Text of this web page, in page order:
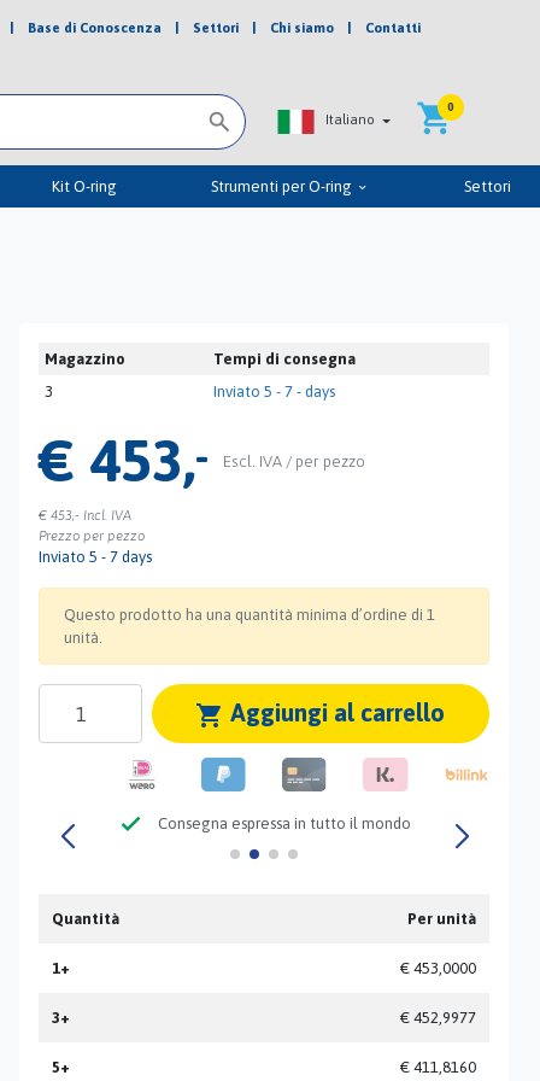
| Base di Conoscenza | Settori | Chi siamo | Contatti
Italiano shopping_cart
0
Kit O-ring Strumenti per O-ring keyboard_arrow_down Settori


Magazzino
Tempi di consegna
3
Inviato 5 - 7 - days
€ 453,- Escl. IVA / per pezzo
€ 453,- Incl. IVA
Prezzo per pezzo
Inviato 5 - 7 days
Questo prodotto ha una quantità minima d’ordine di 1
unità.
shopping_cart Aggiungi al carrello
check Consegna espressa in tutto il mondo
Quantità Per unità
1+ € 453,0000
3+ € 452,9977
5+ € 411,8160